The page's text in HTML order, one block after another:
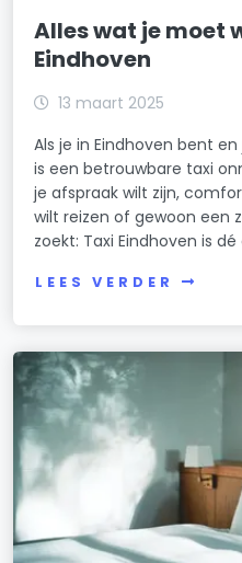
Alles wat je moet
Eindhoven
13 maart 2025
Als je in Eindhoven bent
is een betrouwbare taxi
je afspraak wilt zijn,
wilt reizen of gewoon een
zoekt: Taxi Eindhoven is dé
LEES VERDER